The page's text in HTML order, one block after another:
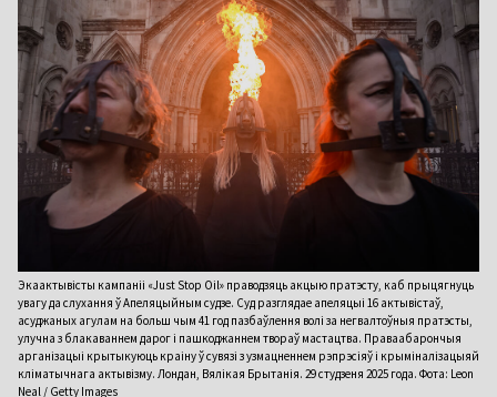
Экаактывісты кампаніі «Just Stop Oil» праводзяць акцыю пратэсту, каб прыцягнуць
увагу да слухання ў Апеляцыйным судзе. Суд разглядае апеляцыі 16 актывістаў,
асуджаных агулам на больш чым 41 год пазбаўлення волі за негвалтоўныя пратэсты,
улучна з блакаваннем дарог і пашкоджаннем твораў мастацтва. Праваабарончыя
арганізацыі крытыкуюць краіну ў сувязі з узмацненнем рэпрэсіяў і крыміналізацыяй
кліматычнага актывізму. Лондан, Вялікая Брытанія. 29 студзеня 2025 года. Фота: Leon
Neal / Getty Images